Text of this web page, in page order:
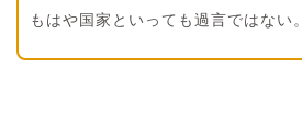
もはや国家といっても過言ではない。